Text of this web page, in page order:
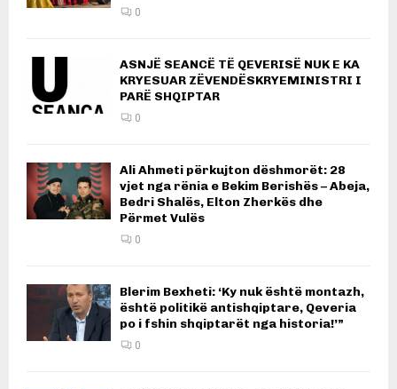
0
ASNJË SEANCË TË QEVERISË NUK E KA
KRYESUAR ZËVENDËSKRYEMINISTRI I
PARË SHQIPTAR
0
Ali Ahmeti përkujton dëshmorët: 28
vjet nga rënia e Bekim Berishës – Abeja,
Bedri Shalës, Elton Zherkës dhe
Përmet Vulës
0
Blerim Bexheti: ‘Ky nuk është montazh,
është politikë antishqiptare, Qeveria
po i fshin shqiptarët nga historia!’”
0